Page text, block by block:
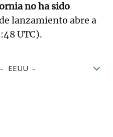
no ha sido
lanzamiento abre a
UTC).
EEUU